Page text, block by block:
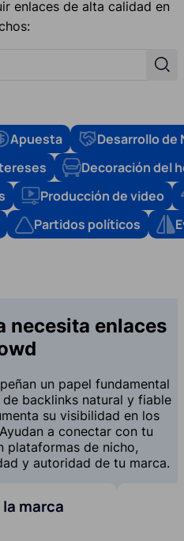
enlaces de alta calidad en
Apuesta
Desarrollo de
Decoración del
Producción de video
Partidos políticos
necesita enlaces
un papel fundamental
backlinks natural y fiable
su visibilidad en los
a conectar con tu
plataformas de nicho,
y autoridad de tu marca.
marca